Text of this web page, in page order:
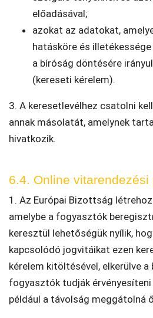
előadásával;
azokat az adatokat,
hatásköre és
a bíróság döntésére
(kereseti kérelem).
3. A keresetlevélhez csatolni
annak másolatát, amelynek
hivatkozik.
6.4. Online vitarendezési
1. Az Európai Bizottság
amelybe a fogyasztók
keresztül lehetőségük nyílik,
kapcsolódó jogvitáikat ezen
kérelem kitöltésével, elkerülve
fogyasztók tudják
például a távolság meggátolná